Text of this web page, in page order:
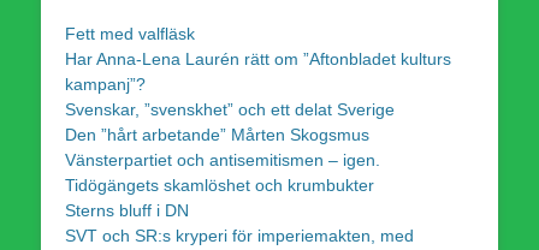
Fett med valfläsk
Har Anna-Lena Laurén rätt om ”Aftonbladet kulturs
kampanj”?
Svenskar, ”svenskhet” och ett delat Sverige
Den ”hårt arbetande” Mårten Skogsmus
Vänsterpartiet och antisemitismen – igen.
Tidögängets skamlöshet och krumbukter
Sterns bluff i DN
SVT och SR:s kryperi för imperiemakten, med